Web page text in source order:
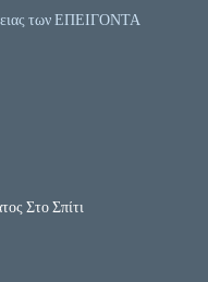
των ΕΠΕΙΓΟΝΤΑ
Στο Σπίτι